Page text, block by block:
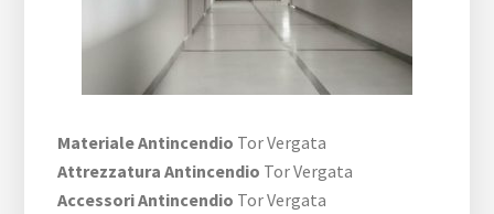
Materiale Antincendio Tor Vergata
Attrezzatura Antincendio Tor Vergata
Accessori Antincendio Tor Vergata